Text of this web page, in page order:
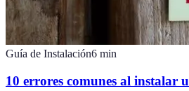
Guía de Instalación6 min
10 errores comunes al instalar